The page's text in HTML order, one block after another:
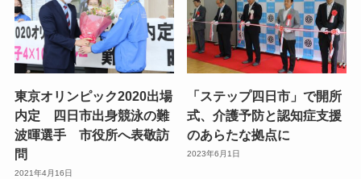
東京オリンピック2020出場
内定 四日市出身競泳の難
波暉選手 市役所へ表敬訪
問
2021年4月16日
「ステップ四日市」で開所
式、介護予防と認知症支援
のあらたな拠点に
2023年6月1日